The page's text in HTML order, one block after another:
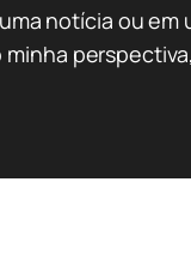
notícia ou